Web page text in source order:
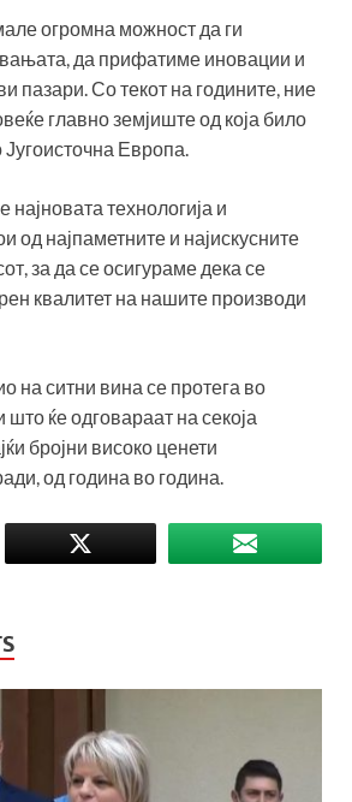
огромна можност да ги
да прифатиме иновации и
пазари. Со текот на годините, ние
главно земјиште од која било
Југоисточна Европа.
најновата технологија и
од најпаметните и најискусните
за да се осигураме дека се
квалитет на нашите производи
на ситни вина се протега во
што ќе одговараат на секоја
бројни високо ценети
од година во година.